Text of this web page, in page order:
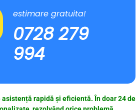
estimare gratuita!
0728 279
994
rapidă și eficientă. În doar 24 de